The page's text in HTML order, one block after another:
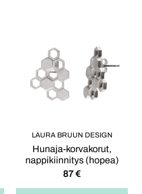
LAURA BRUUN DESIGN
Hunaja-korvakorut,
nappikiinnitys (hopea)
87€